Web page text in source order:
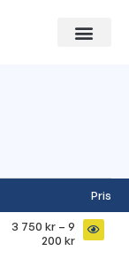
Pris
3 750kr – 9
200kr